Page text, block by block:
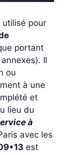
utilisé pour
portant
Il
ou
à une
et
lieu du
à
avec les
est